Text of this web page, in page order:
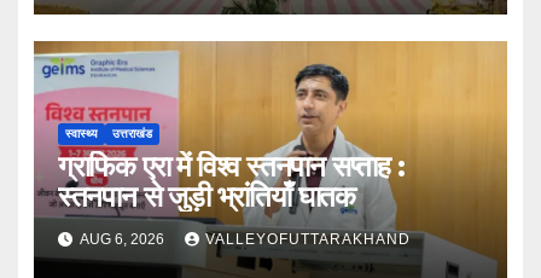
स्वास्थ्य उत्तराखंड
ग्राफिक एरा में विश्व स्तनपान सप्ताह :
स्तनपान से जुड़ी भ्रांतियाँ घातक
AUG 6, 2026 VALLEYOFUTTARAKHAND